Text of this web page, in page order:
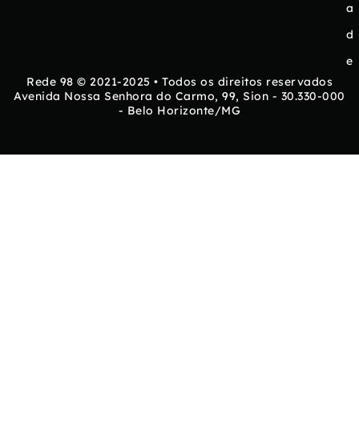
a
d
e
Rede 98 © 2021-2025 • Todos os direitos reservados
Avenida Nossa Senhora do Carmo, 99, Sion - 30.330-000
- Belo Horizonte/MG